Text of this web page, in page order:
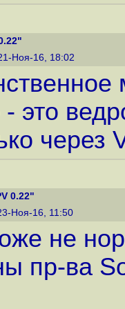
Ноя-16, 18:02
это
0.22"
Ноя-16, 11:50
не
пр-ва